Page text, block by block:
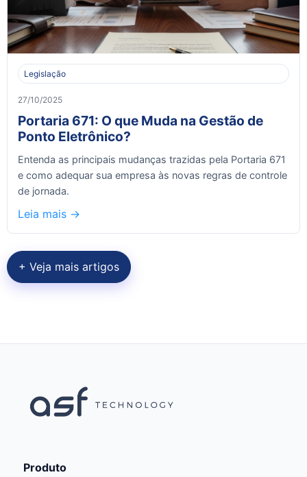
Legislação
27/10/2025
Portaria 671: O que Muda na Gestão de
Ponto Eletrônico?
Entenda as principais mudanças trazidas pela Portaria 671
e como adequar sua empresa às novas regras de controle
de jornada.
Leia mais ->
+ Veja mais artigos
Produto